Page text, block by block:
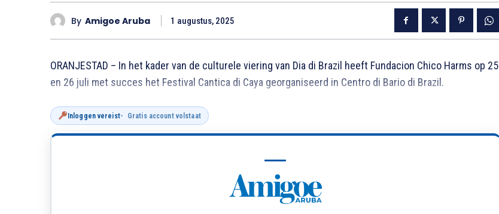
By Amigoe Aruba 1 augustus, 2025
ORANJESTAD – In het kader van de culturele viering van Dia di Brazil heeft Fundacion Chico Harms op 25
en 26 juli met succes het Festival Cantica di Caya georganiseerd in Centro di Bario di Brazil.
Inloggen vereist Gratis account volstaat